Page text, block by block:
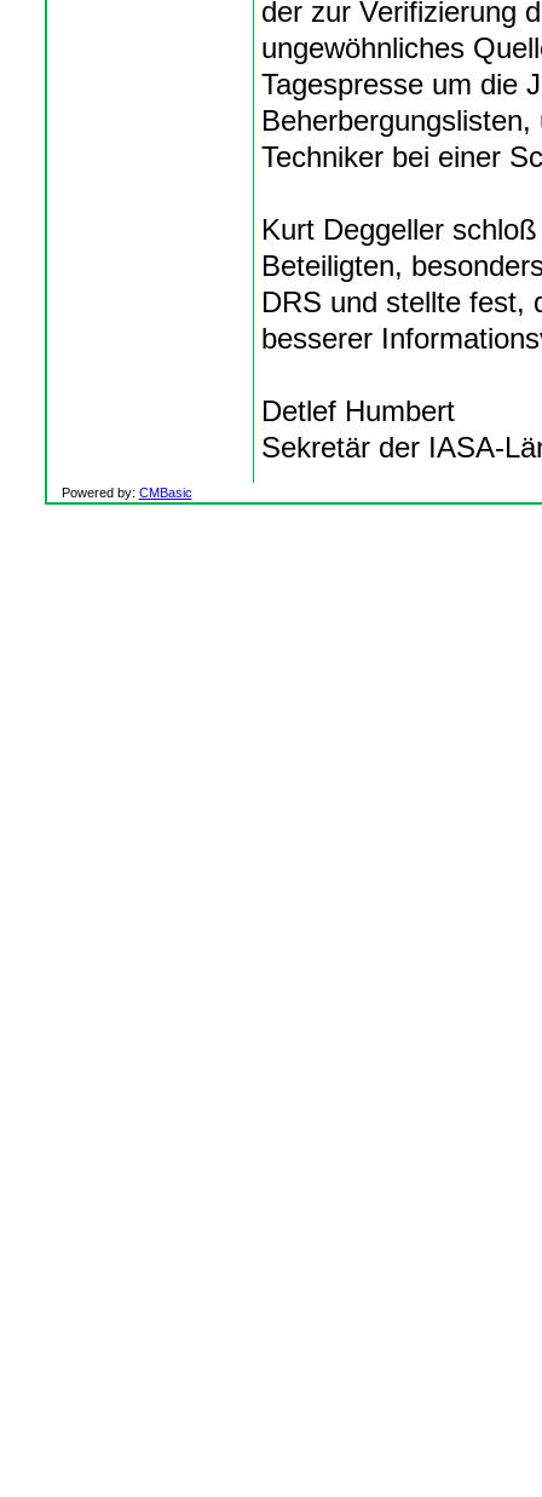
der zur Verifizierung
ungewöhnliches
Tagespresse um die
Techniker bei einer
Kurt Deggeller
Beteiligten,
DRS und stellte fest,
besserer
Detlef Humbert
Sekretär der IASA-
Powered by: CMBasic